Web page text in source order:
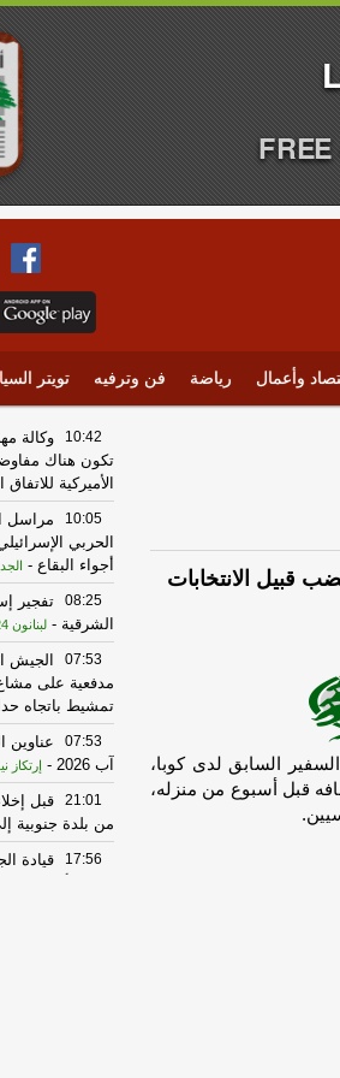
وأعمال رياضة فن وترفيه تويتر
قبيل الانتخابات
السابق لدى كوبا،
قبل أسبوع من منزله،
10:42
وكالة
تكون هناك
الأميركية
10:05
مراسل
الحربي
أجواء البقاع -
08:25
تفجير
الشرقية - لبنانون 24
07:53
الجيش
مدفعية على
تمشيط باتجاه
07:53
آب 2026
- إرتكاز
21:01
قبل
من بلدة جنوبية
17:56